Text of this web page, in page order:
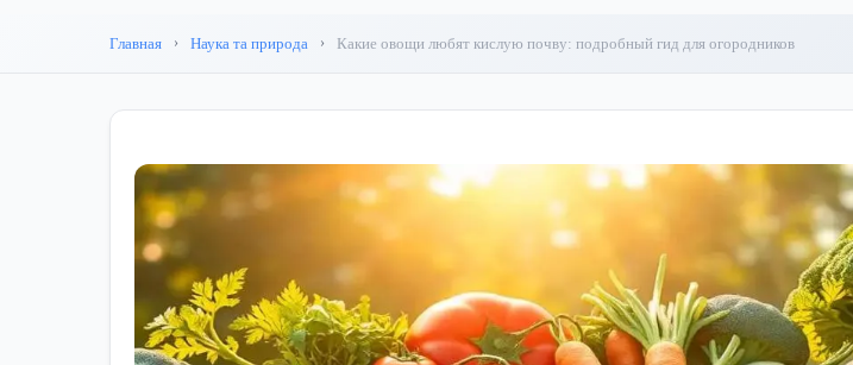
Главная Наука та природа Какие овощи любят кислую почву: подробный гид для огородников